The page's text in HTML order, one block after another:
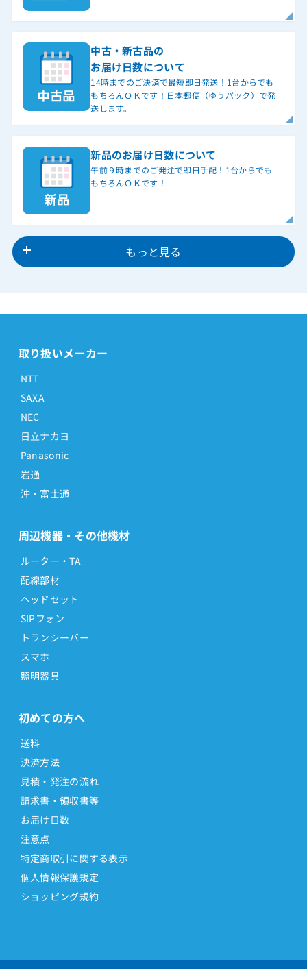
中古・新古品の
お届け日数について
14時までのご決済で最短即日発送！1台からでも
もちろんＯＫです！日本郵便（ゆうパック）で発
送します。
新品のお届け日数について
午前９時までのご発注で即日手配！1台からでも
もちろんＯＫです！
もっと見る
取り扱いメーカー
NTT
SAXA
NEC
日立ナカヨ
Panasonic
岩通
沖・富士通
周辺機器・その他機材
ルーター・TA
配線部材
ヘッドセット
SIPフォン
トランシーバー
スマホ
照明器具
初めての方へ
送料
決済方法
見積・発注の流れ
請求書・領収書等
お届け日数
注意点
特定商取引に関する表示
個人情報保護規定
ショッピング規約